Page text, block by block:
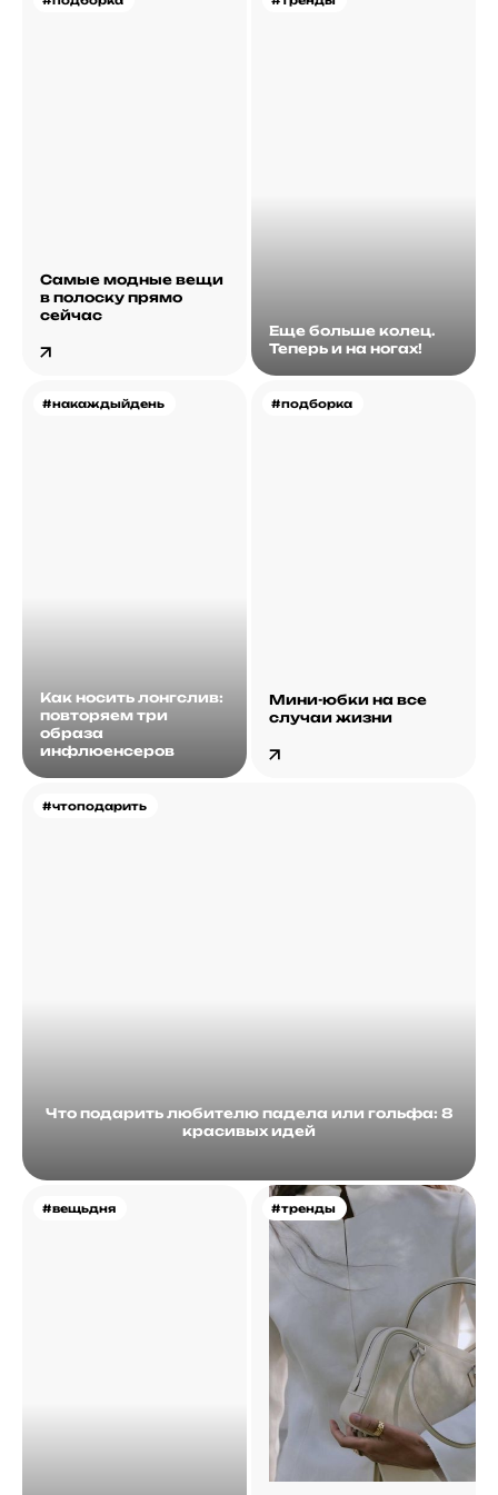
Самые модные вещи
в полоску прямо
сейчас
Еще больше колец.
Теперь и на ногах!
#накаждыйдень
Как носить лонгслив:
повторяем три
образа
инфлюенсеров
#чтоподарить
Что подарить любителю падела или гольфа: 8
красивых идей
#подборка
Мини-юбки на все
случаи жизни
#вещьдня #тренды